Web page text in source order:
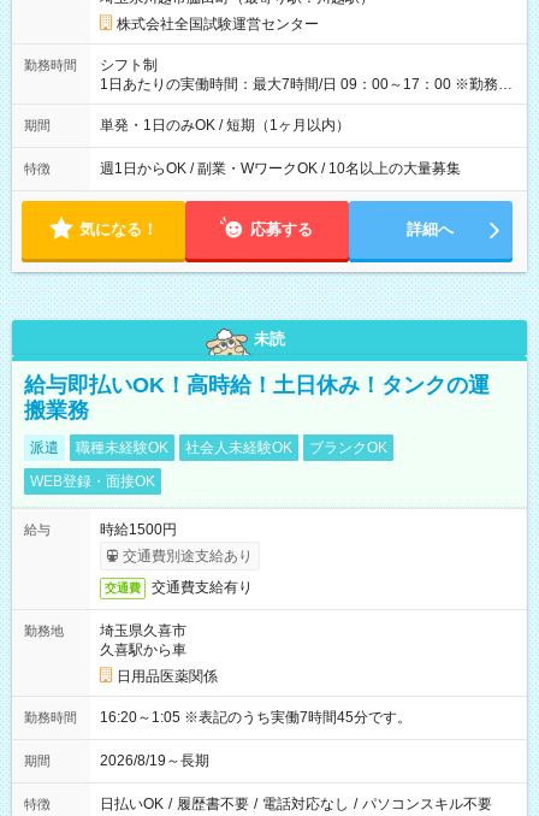
円の場合あり ・国家試験 7:00～13:30（休憩なし） 時給1,300
円（役割手当＋100円）×6時間＝日収8,400円＋交通費 【試用期
間】試用期間なし
株式会社全国試験運営センター
勤務時間
シフト制
1日あたりの実働時間：最大7時間/日 09：00～17：00 ※勤務時
間は 試験により異なります。
期間 単発・1日のみOK / 短期（1ヶ月以内）
特徴 週1日からOK / 副業・WワークOK / 10名以上の大量募集
気になる！ 応募する 詳細へ
未読
給与即払いOK！高時給！土日休み！タンクの運
搬業務
派遣 職種未経験OK 社会人未経験OK
ブランクOK
WEB登録・面接OK
給与
時給1500円
交通費別途支給あり
交通費 交通費支給有り
勤務地
埼玉県久喜市
久喜駅から車
日用品医薬関係
勤務時間 16:20～1:05 ※表記のうち実働7時間45分です。
期間 2026/8/19～長期
特徴 日払いOK / 履歴書不要 / 電話対応なし / パソコンスキル不要